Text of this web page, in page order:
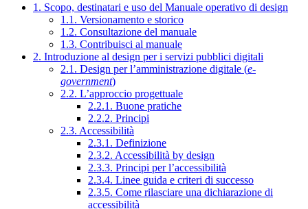
1. Scopo, destinatari e uso del Manuale operativo di design
1.1. Versionamento e storico
1.2. Consultazione del manuale
1.3. Contribuisci al manuale
2. Introduzione al design per i servizi pubblici digitali
2.1. Design per l’amministrazione digitale (e-
government)
2.2. L’approccio progettuale
2.2.1. Buone pratiche
2.2.2. Principi
2.3. Accessibilità
2.3.1. Definizione
2.3.2. Accessibilità by design
2.3.3. Principi per l’accessibilità
2.3.4. Linee guida e criteri di successo
2.3.5. Come rilasciare una dichiarazione di
accessibilità